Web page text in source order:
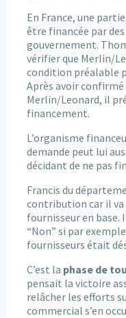
En France, une
être financée par
gouvernement.
vérifier que Merlin/
condition préalable
Après avoir
Merlin/Leonard, il
financement.
L’organisme
demande peut lui
décidant de ne pas
Francis du
contribution car il va
fournisseur en base.
“Non” si par
fournisseurs était
C’est la phase de
pensait la victoire
relâcher les efforts
commercial s’en